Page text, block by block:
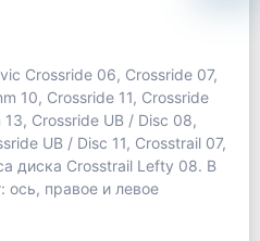
Crossride 06, Crossride 07,
10, Crossride 11, Crossride
13, Crossride UB / Disc 08,
UB / Disc 11, Crosstrail 07,
диска Crosstrail Lefty 08. В
ось, правое и левое